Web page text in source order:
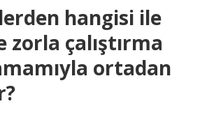
hangisi ile
zorla çalıştırma
ortadan